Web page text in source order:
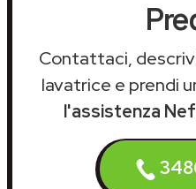
Contattaci,
lavatrice e prendi
l'assistenza